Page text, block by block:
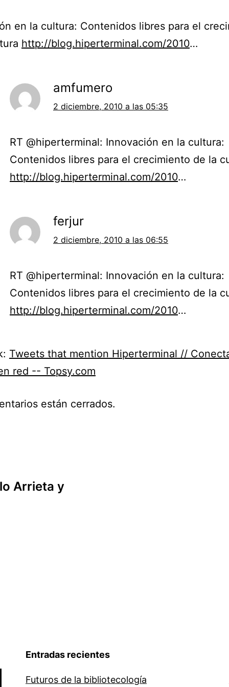
en la cultura: Contenidos libres para el
http://blog.hiperterminal.com/2010…
amfumero
2 diciembre, 2010 a las 05:35
RT @hiperterminal: Innovación en la cultura:
Contenidos libres para el crecimiento de la
http://blog.hiperterminal.com/2010…
ferjur
2 diciembre, 2010 a las 06:55
RT @hiperterminal: Innovación en la cultura:
Contenidos libres para el crecimiento de la
http://blog.hiperterminal.com/2010…
Tweets that mention Hiperterminal //
red -- Topsy.com
están cerrados.
Arrieta y
Entradas recientes
Futuros de la bibliotecología